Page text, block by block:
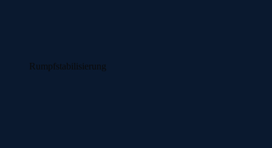
Rumpfstabilisierung